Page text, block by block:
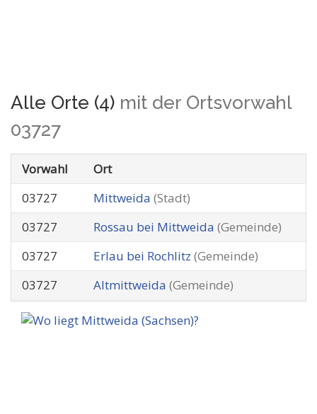
Alle Orte (4) mit der Ortsvorwahl
03727
Vorwahl
Ort
03727
Mittweida (Stadt)
03727
Rossau bei Mittweida (Gemeinde)
03727
Erlau bei Rochlitz (Gemeinde)
03727
Altmittweida (Gemeinde)